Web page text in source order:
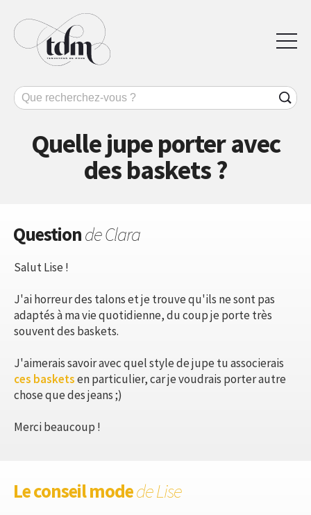
Quelle jupe porter avec
des baskets ?
Questionde Clara
Salut Lise !
J'ai horreur des talons et je trouve qu'ils ne sont pas
adaptés à ma vie quotidienne, du coup je porte très
souvent des baskets.
J'aimerais savoir avec quel style de jupe tu associerais
ces basketsen particulier, car je voudrais porter autre
chose que des jeans ;)
Merci beaucoup !
Le conseil modede Lise